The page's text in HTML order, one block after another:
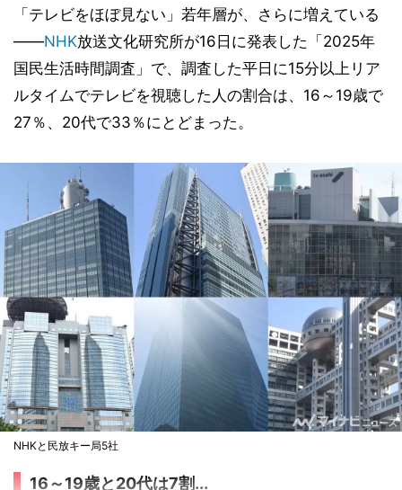
「テレビをほぼ見ない」若年層が、さらに増えている
――NHK放送文化研究所が16日に発表した「2025年
国民生活時間調査」で、調査した平日に15分以上リア
ルタイムでテレビを視聴した人の割合は、16～19歳で
27％、20代で33％にとどまった。
NHKと民放キー局5社
16～19歳と20代は7割...